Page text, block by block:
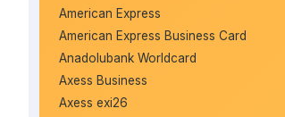
American Express
American Express Business Card
Anadolubank Worldcard
Axess Business
Axess exi26